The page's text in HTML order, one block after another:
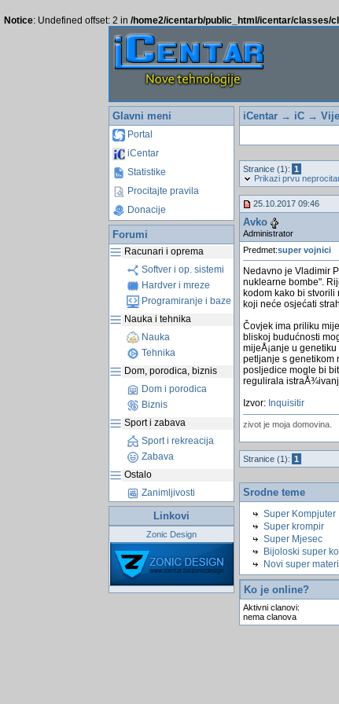
Notice: Undefined offset: 2 in /home2/icentarb/public_html/icentar/classes/
Glavni meni
Portal
iCentar
Statistike
Procitajte pravila
Donacije
Forumi
Racunari i oprema
Softver i op. sistemi
Hardver i mreze
Programiranje i baze
Nauka i tehnika
Nauka
Tehnika
Dom, porodica, biznis
Dom i porodica
Biznis
Sport i zabava
Sport i rekreacija
Zabava
Ostalo
Zanimljivosti
Linkovi
Zonic Design
iCentar→ iC→
Stranice (1): 1
Prikazi prvu
25.10.2017 09:46
Avko
Administrator
Predmet:super vojnici
Nedavno je Vladimir
nuklearne bombe".
kodom kako bi stvorili
koji neće osjećati
Čovjek ima priliku
bliskoj budućnosti
mijeÅ¡anje u
petljanje s genetikom
posljedice mogle bi
regulirala
Izvor:Inquisitir
zivot je moja domovina.
Stranice (1): 1
Srodne teme
Super Kompjuter
Super krompir
Super Mjesec
Bijoloski super
Novi super
Ko je online?
Aktivni clanovi:
nema clanova